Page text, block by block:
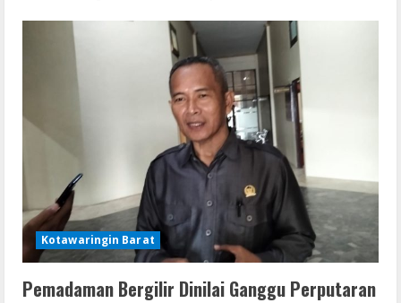
Kotawaringin Barat
Pemadaman Bergilir Dinilai Ganggu Perputaran